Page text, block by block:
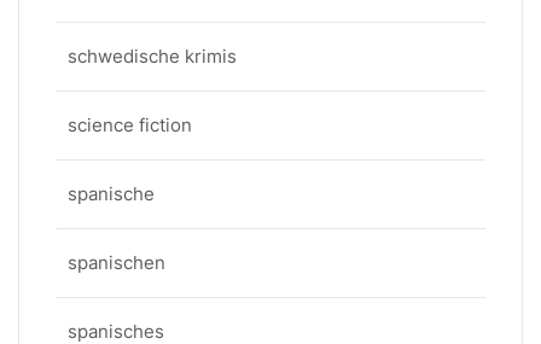
schwedische krimis
science fiction
spanische
spanischen
spanisches